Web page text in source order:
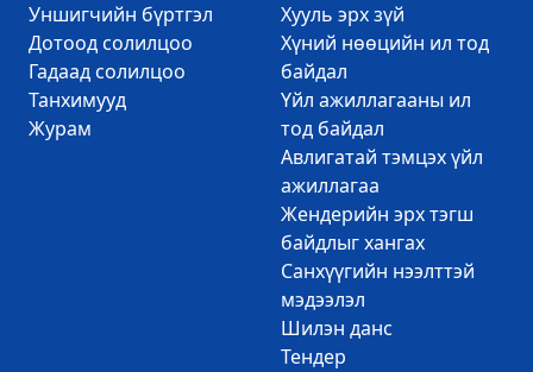
Уншигчийн бүртгэл
Дотоод солилцоо
Гадаад солилцоо
Танхимууд
Журам
Хууль эрх зүй
Хүний нөөцийн ил тод
байдал
Үйл ажиллагааны ил
тод байдал
Авлигатай тэмцэх үйл
ажиллагаа
Жендерийн эрх тэгш
байдлыг хангах
Санхүүгийн нээлттэй
мэдээлэл
Шилэн данс
Тендер